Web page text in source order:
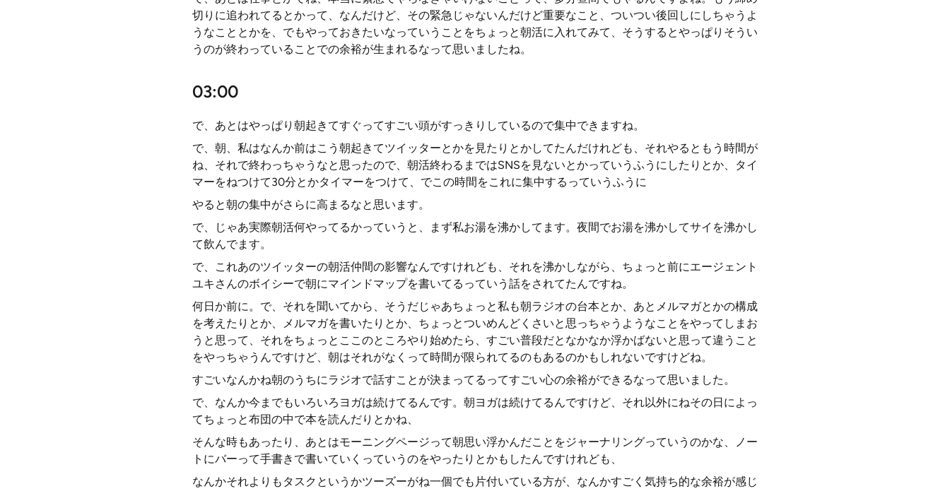
切りに追われてるとかって、なんだけど、その緊急じゃないんだけど重要なこと、ついつい後回しにしちゃうよ
うなこととかを、でもやっておきたいなっていうことをちょっと朝活に入れてみて、そうするとやっぱりそうい
うのが終わっていることでの余裕が生まれるなって思いましたね。
03:00
で、あとはやっぱり朝起きてすぐってすごい頭がすっきりしているので集中できますね。
で、朝、私はなんか前はこう朝起きてツイッターとかを見たりとかしてたんだけれども、それやるともう時間が
ね、それで終わっちゃうなと思ったので、朝活終わるまではSNSを見ないとかっていうふうにしたりとか、タイ
マーをねつけて30分とかタイマーをつけて、でこの時間をこれに集中するっていうふうに
やると朝の集中がさらに高まるなと思います。
で、じゃあ実際朝活何やってるかっていうと、まず私お湯を沸かしてます。夜間でお湯を沸かしてサイを沸かし
て飲んでます。
で、これあのツイッターの朝活仲間の影響なんですけれども、それを沸かしながら、ちょっと前にエージェント
ユキさんのボイシーで朝にマインドマップを書いてるっていう話をされてたんですね。
何日か前に。で、それを聞いてから、そうだじゃあちょっと私も朝ラジオの台本とか、あとメルマガとかの構成
を考えたりとか、メルマガを書いたりとか、ちょっとついめんどくさいと思っちゃうようなことをやってしまお
うと思って、それをちょっとここのところやり始めたら、すごい普段だとなかなか浮かばないと思って違うこと
をやっちゃうんですけど、朝はそれがなくって時間が限られてるのもあるのかもしれないですけどね。
すごいなんかね朝のうちにラジオで話すことが決まってるってすごい心の余裕ができるなって思いました。
で、なんか今までもいろいろヨガは続けてるんです。朝ヨガは続けてるんですけど、それ以外にねその日によっ
てちょっと布団の中で本を読んだりとかね、
そんな時もあったり、あとはモーニングページって朝思い浮かんだことをジャーナリングっていうのかな、ノー
トにバーって手書きで書いていくっていうのをやったりとかもしたんですけれども、
なんかそれよりもタスクというかツーズーがね一個でも片付いている方が、なんかすごく気持ち的な余裕が感じ